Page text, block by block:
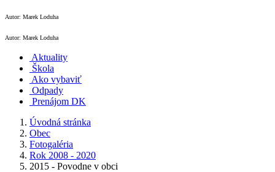
Autor: Marek Loduha
Autor: Marek Loduha
Aktuality
Škola
Ako vybaviť
Odpady
Prenájom DK
Úvodná stránka
Obec
Fotogaléria
Rok 2008 - 2020
2015 - Povodne v obci